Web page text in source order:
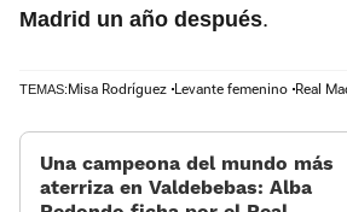
Madrid un año después.
TEMAS:Misa Rodríguez Levante femenino Real
Una campeona del mundo más
aterriza en Valdebebas: Alba